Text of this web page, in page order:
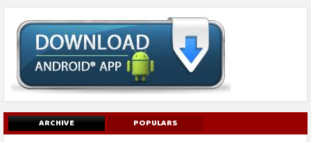
ARCHIVE POPULARS